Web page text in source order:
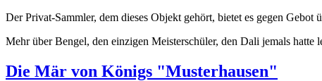
Der Privat-Sammler, dem dieses Objekt gehört, bietet es gegen Gebot
Mehr über Bengel, den einzigen Meisterschüler, den Dali jemals hatte
Die Mär von Königs "Musterhausen"